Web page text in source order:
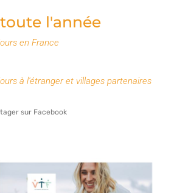
toute l'année
en France
à l'étranger et villages partenaires
sur Facebook